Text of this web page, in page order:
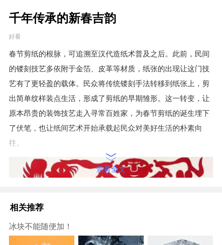
千年传承的新春吉韵
好看
春节剪纸的根脉，可追溯至汉代造纸术普及之后。此前，民间
的镂刻技艺多依附于金箔、皮革等材质，纸张的出现让这门技
艺有了更轻盈的载体。民众将传统镂刻手法转移到纸张上，剪
出简单纹样装点生活，形成了剪纸的早期雏形。这一转变，让
原本昂贵的装饰技艺走入寻常百姓家，为春节剪纸的诞生埋下
了伏笔，也让纸间艺术开始承载起民众对美好生活的朴素向
往。
查看全文
相关推荐
冰块不能随便加！